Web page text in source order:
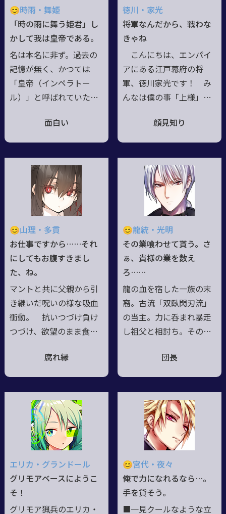
+青系紫縞)の耳と尻尾に
大鴉の翼(戦闘時大鎌＋大
鴉の鉤爪の蹴り使用◆伊
い◆ライ絵師水着Grazie
mille!
😊時雨・舞姫
「時の雨に舞う姫君」し
かして我は皇帝である。
名は本名に非ず。過去の
記憶が無く、かつては
「皇帝（インペラトー
ル）」と呼ばれていたら
「芸術」と称して憚ら
ず、体を鍛える事を怠ら
し、こと娯楽に関しては
強い興味を惹かれる模様/
自らが「美しい」と感じ
たり「気に入った」もの
には好意的に接する/愛多
く、欲深い。それ故に思
い悩む一面もある/現在は
ある資産家一家の扶養に
く過ごしている/性別はX
面白い
徳川・家光
将軍なんだから、戦わな
きゃね
こんにちは、エンパイ
アにある江戸幕府の将
軍、徳川家光です！ み
んなは僕の事「上様」っ
呼んでくださって結構で
すよ。天下自在符はお役
身も、柳生新陰流とグリ
モアを修得してるので、
そこそこお役に立てるか
と。ただ、嫁がめちゃく
ちゃいっぱいいるんで、
夜は帰らなきゃいけない
のが難点なんですけど
ね。これから、どうぞよ
顔見知り
😊山理・多貫
お仕事ですから……それ
にしてもお腹すきまし
た、ね。
マントと共に父親から引
き継いだ呪いの様な吸血
衝動。 抗いつづけ負け
つづけ、欲望のまま食ら
分を嫌悪し理性を保持し
欲に押し負け都合のよい
言い訳をしては血を啜
る"化け物"になりつつあ
る事に彼女はまだ気付い
てはいない） 癒え
る事のない飢餓と罪悪感
を抱え今日も生きてい
腐れ縁
😊龍統・光明
その業喰わせて貰う。さ
ぁ、貴様の業を数え
ろ……
龍の血を宿した一族の末
裔。古流「双臥閃刃流」
の当主。力に呑まれ暴走
し祖父と相討ち。その際
刀を媒体に復活。先祖帰
龍」と己用に編み出した
「千変万化」で闘うが生
身での高速戦闘な為負荷
が掛る■絶と連動させ全
環境対応の専用AS（Arm
dSystemの略）を用いた
超高速戦闘も確立■趣味
団長
エリカ・グランドール
グリモアベースにようこ
そ！
グリモア猟兵のエリカ・
😊宮代・夜々
俺で力になれるなら…。
手を貸そう。
■一見クールなような立